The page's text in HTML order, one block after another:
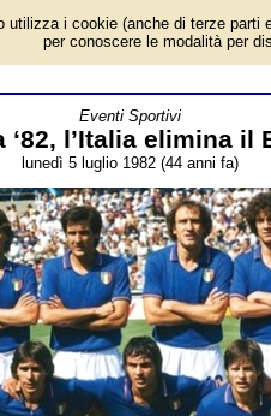
il Brasile - Almanacco
luglio, per la rubrica 'Eventi
formula con due fasi a gironi,
Eventi Sportivi
‘82, l’Italia elimina il
lunedì 5 luglio 1982 (44 anni fa)
utilizza i cookie (anche di terze parti
per conoscere le modalità per